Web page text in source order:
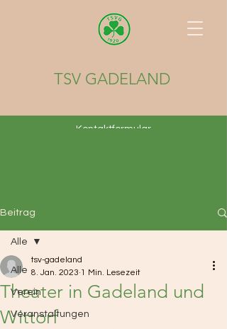
TSV GADELAND
Kontaktformular
Beitrag
Alle
Verein
Veranstaltungen
Alle
Theater in Gadeland und
Wittorf
tsv-gadeland
8. Jan. 2023 1 Min. Lesezeit